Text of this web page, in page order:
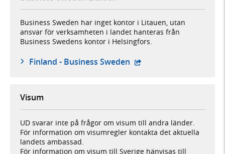
Business Sweden har inget kontor i Litauen, utan
ansvar för verksamheten i landet hanteras från
Business Swedens kontor i Helsingfors.
Finland - Business Sweden - extern webbplats,
Visum
UD svarar inte på frågor om visum till andra länder.
För information om visumregler kontakta det aktuella
landets ambassad.
För information om visum till Sverige hänvisas till